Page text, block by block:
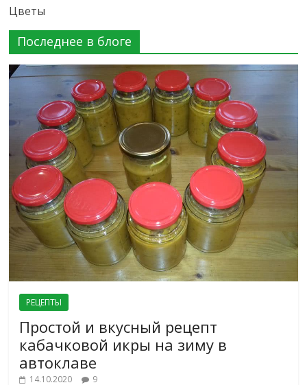
Цветы
Последнее в блоге
РЕЦЕПТЫ
Простой и вкусный рецепт
кабачковой икры на зиму в
автоклаве
14.10.2020 9